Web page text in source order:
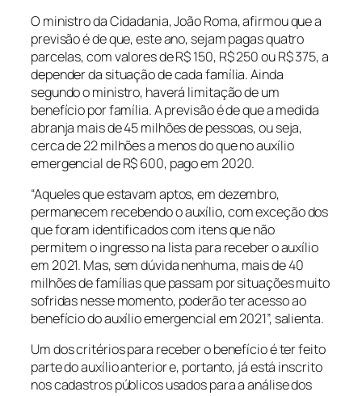
O ministro da Cidadania, João Roma, afirmou que a
previsão é de que, este ano, sejam pagas quatro
parcelas, com valores de R$ 150, R$ 250 ou R$ 375, a
depender da situação de cada família. Ainda
segundo o ministro, haverá limitação de um
benefício por família. A previsão é de que a medida
abranja mais de 45 milhões de pessoas, ou seja,
cerca de 22 milhões a menos do que no auxílio
emergencial de R$ 600, pago em 2020.
“Aqueles que estavam aptos, em dezembro,
permanecem recebendo o auxílio, com exceção dos
que foram identificados com itens que não
permitem o ingresso na lista para receber o auxílio
em 2021. Mas, sem dúvida nenhuma, mais de 40
milhões de famílias que passam por situações muito
sofridas nesse momento, poderão ter acesso ao
benefício do auxílio emergencial em 2021”, salienta.
Um dos critérios para receber o benefício é ter feito
parte do auxílio anterior e, portanto, já está inscrito
nos cadastros públicos usados para a análise dos